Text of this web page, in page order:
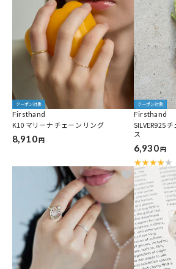
クーポン対象
Firsthand
K10 マリーナ チェーン リング
8,910円
クーポン対象
Firsthand
SILVER925
ス
6,930円